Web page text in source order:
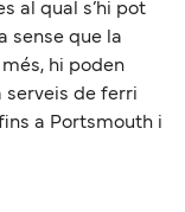
al qual s’hi pot
sense que la
hi poden
serveis de ferri
a Portsmouth i